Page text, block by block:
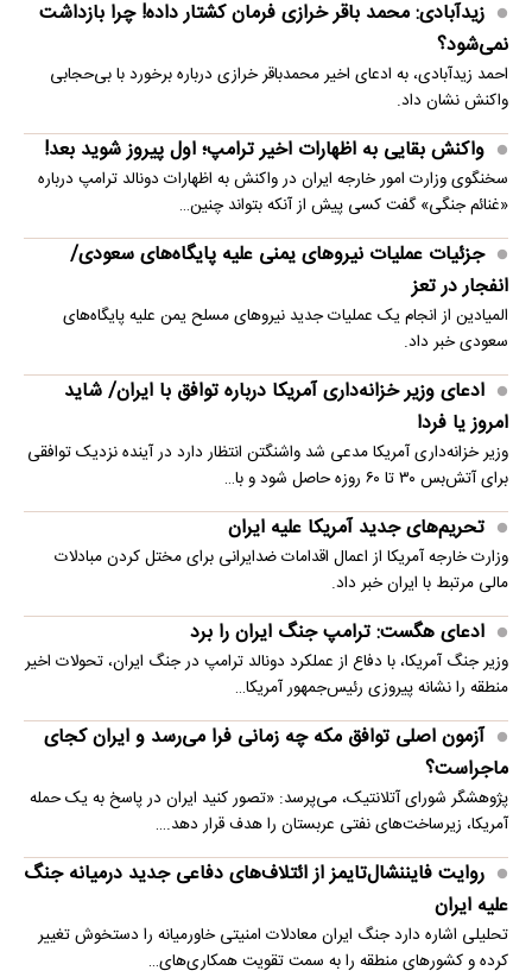
زیدآبادی: محمد باقر خرازی فرمان کشتار داده! چرا بازداشت
نمی‌شود؟
احمد زیدآبادی، به ادعای اخیر محمدباقر خرازی درباره برخورد با بی‌حجابی
واکنش نشان داد.
واکنش بقایی به اظهارات اخیر ترامپ؛ اول پیروز شوید بعد!
سخنگوی وزارت امور خارجه ایران در واکنش به اظهارات دونالد ترامپ درباره
«غنائم جنگی» گفت کسی پیش از آنکه بتواند چنین…
جزئیات عملیات نیروهای یمنی علیه پایگاه‌های سعودی/
انفجار در تعز
المیادین از انجام یک عملیات جدید نیروهای مسلح یمن علیه پایگاه‌های
سعودی خبر داد.
ادعای وزیر خزانه‌داری آمریکا درباره توافق با ایران/ شاید
امروز یا فردا
وزیر خزانه‌داری آمریکا مدعی شد واشنگتن انتظار دارد در آینده نزدیک توافقی
برای آتش‌بس ۳۰ تا ۶۰ روزه حاصل شود و با…
تحریم‌های جدید آمریکا علیه ایران
وزارت خارجه آمریکا از اعمال اقدامات ضدایرانی برای مختل کردن مبادلات
مالی مرتبط با ایران خبر داد.
ادعای هگست: ترامپ جنگ ایران را برد
وزیر جنگ آمریکا، با دفاع از عملکرد دونالد ترامپ در جنگ ایران، تحولات اخیر
منطقه را نشانه پیروزی رئیس‌جمهور آمریکا…
آزمون اصلی توافق مکه چه زمانی فرا می‌رسد و ایران کجای
ماجراست؟
پژوهشگر شورای آتلانتیک، می‌پرسد: «تصور کنید ایران در پاسخ به یک حمله
آمریکا، زیرساخت‌های نفتی عربستان را هدف قرار دهد.…
روایت فایننشال‌تایمز از ائتلاف‌های دفاعی جدید درمیانه جنگ
علیه ایران
تحلیلی اشاره دارد جنگ ایران معادلات امنیتی خاورمیانه را دستخوش تغییر
کرده و کشورهای منطقه را به سمت تقویت همکاری‌های…